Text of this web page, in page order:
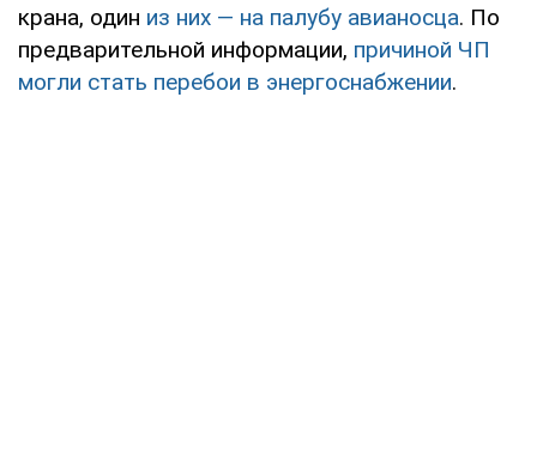
крана, один из них — на палубу авианосца. По
предварительной информации, причиной ЧП
могли стать перебои в энергоснабжении.